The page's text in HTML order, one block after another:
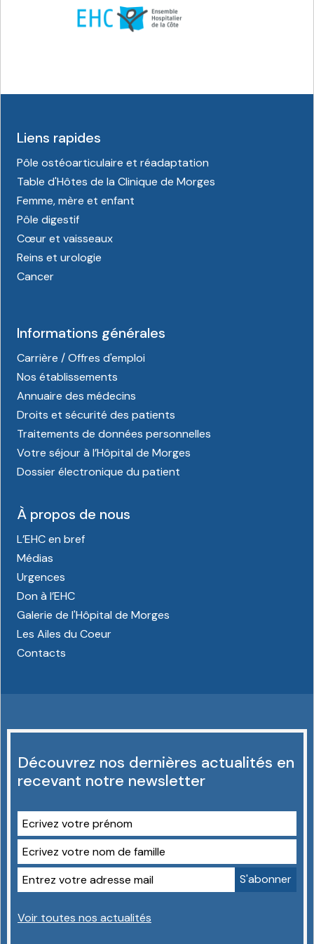
Liens rapides
Pôle ostéoarticulaire et réadaptation
Table d'Hôtes de la Clinique de Morges
Femme, mère et enfant
Pôle digestif
Cœur et vaisseaux
Reins et urologie
Cancer
Informations générales
Carrière / Offres d'emploi
Nos établissements
Annuaire des médecins
Droits et sécurité des patients
Traitements de données personnelles
Votre séjour à l’Hôpital de Morges
Dossier électronique du patient
À propos de nous
L’EHC en bref
Médias
Urgences
Don à l’EHC
Galerie de l'Hôpital de Morges
Les Ailes du Coeur
Contacts
Découvrez nos dernières actualités en
recevant notre newsletter
Voir toutes nos actualités